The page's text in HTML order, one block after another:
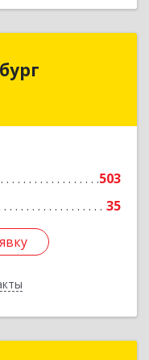
503
35
г, 8